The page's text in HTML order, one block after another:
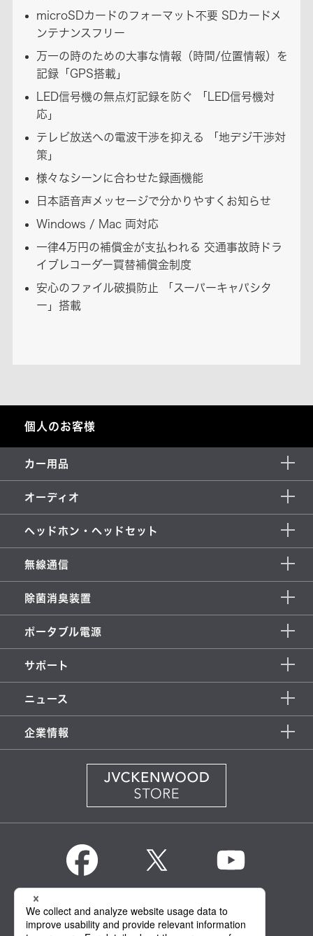
microSDカードのフォーマット不要 SDカードメ
ンテナンスフリー
万一の時のための大事な情報（時間/位置情報）を
記録「GPS搭載」
LED信号機の無点灯記録を防ぐ 「LED信号機対
応」
テレビ放送への電波干渉を抑える 「地デジ干渉対
策」
様々なシーンに合わせた録画機能
日本語音声メッセージで分かりやすくお知らせ
Windows / Mac 両対応
一律4万円の補償金が支払われる 交通事故時ドラ
イブレコーダー買替補償金制度
安心のファイル破損防止 「スーパーキャパシタ
ー」搭載
個人のお客様
カー用品
オーディオ
ヘッドホン・ヘッドセット
無線通信
除菌消臭装置
ポータブル電源
サポート
ニュース
企業情報
KENWOOD Global